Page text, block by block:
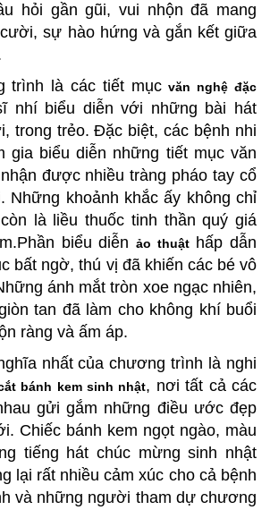
hỏi gần gũi, vui nhộn đã mang
sự hào hứng và gắn kết giữa
trình là các tiết mụcvăn nghệ đặc
nhí biểu diễn với những bài hát
trong trẻo. Đặc biệt, các bệnh nhi
gia biểu diễn những tiết mục văn
được nhiều tràng pháo tay cổ
Những khoảnh khắc ấy không chỉ
là liều thuốc tinh thần quý giá
biểu diễn ảo thuậthấp dẫn
bất ngờ, thú vị đã khiến các bé vô
ánh mắt tròn xoe ngạc nhiên,
tan đã làm cho không khí buổi
ràng và ấm áp.
nhất của chương trình là nghi
bánh kem sinh nhật, nơi tất cả các
gửi gắm những điều ước đẹp
Chiếc bánh kem ngọt ngào, màu
tiếng hát chúc mừng sinh nhật
lại rất nhiều cảm xúc cho cả bệnh
và những người tham dự chương